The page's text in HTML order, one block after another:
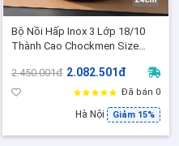
Bộ Nồi Hấp Inox 3 Lớp 18/10
Thành Cao Chockmen Size
ZX3L24Z, Phù hợp mọi loại bếp
2.450.001đ 2.082.501đ
Đã bán 0
Hà Nội Giảm 15%